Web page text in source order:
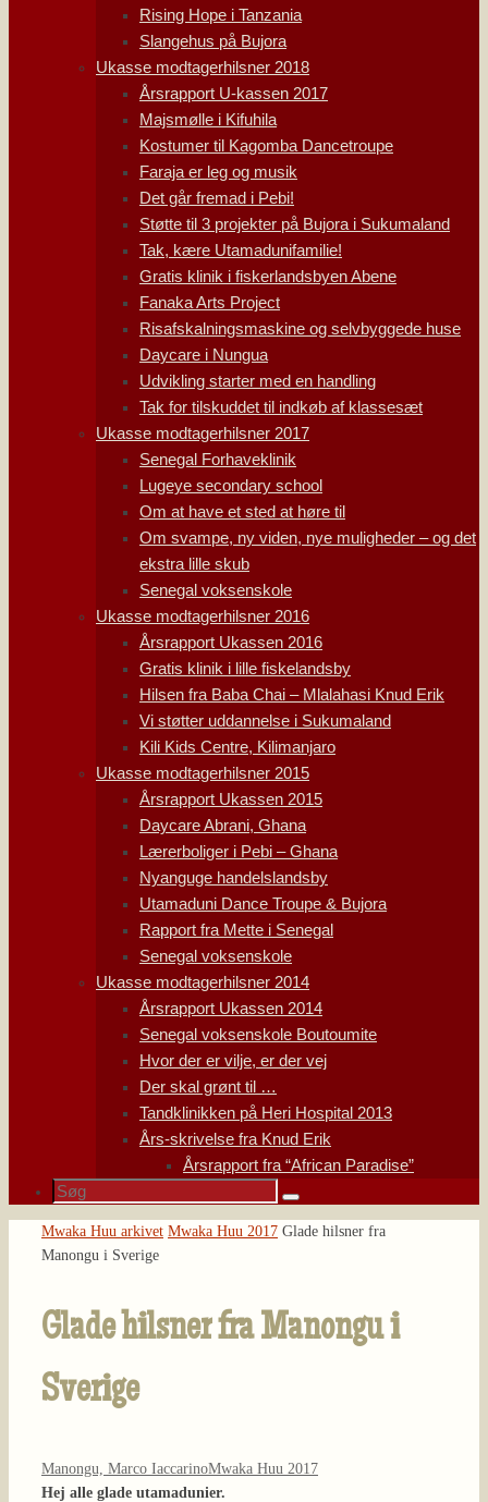
Rising Hope i Tanzania
Slangehus på Bujora
Ukasse modtagerhilsner 2018
Årsrapport U-kassen 2017
Majsmølle i Kifuhila
Kostumer til Kagomba Dancetroupe
Faraja er leg og musik
Det går fremad i Pebi!
Støtte til 3 projekter på Bujora i Sukumaland
Tak, kære Utamadunifamilie!
Gratis klinik i fiskerlandsbyen Abene
Fanaka Arts Project
Risafskalningsmaskine og selvbyggede huse
Daycare i Nungua
Udvikling starter med en handling
Tak for tilskuddet til indkøb af klassesæt
Ukasse modtagerhilsner 2017
Senegal Forhaveklinik
Lugeye secondary school
Om at have et sted at høre til
Om svampe, ny viden, nye muligheder – og det
ekstra lille skub
Senegal voksenskole
Ukasse modtagerhilsner 2016
Årsrapport Ukassen 2016
Gratis klinik i lille fiskelandsby
Hilsen fra Baba Chai – Mlalahasi Knud Erik
Vi støtter uddannelse i Sukumaland
Kili Kids Centre, Kilimanjaro
Ukasse modtagerhilsner 2015
Årsrapport Ukassen 2015
Daycare Abrani, Ghana
Lærerboliger i Pebi – Ghana
Nyanguge handelslandsby
Utamaduni Dance Troupe & Bujora
Rapport fra Mette i Senegal
Senegal voksenskole
Ukasse modtagerhilsner 2014
Årsrapport Ukassen 2014
Senegal voksenskole Boutoumite
Hvor der er vilje, er der vej
Der skal grønt til …
Tandklinikken på Heri Hospital 2013
Års-skrivelse fra Knud Erik
Årsrapport fra “African Paradise”
Søg
Søg
Home
Mwaka Huu arkivet Mwaka Huu 2017 Glade hilsner fra
Manongu i Sverige
Glade hilsner fra Manongu i
Sverige
Manongu, Marco IaccarinoMwaka Huu 2017
Hej alle glade utamadunier.